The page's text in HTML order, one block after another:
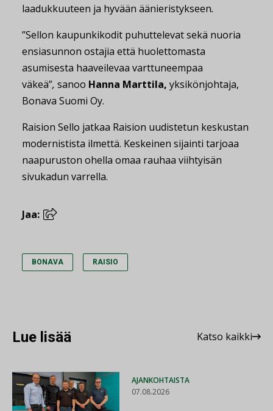
laadukkuuteen ja hyvään äänieristykseen.
”Sellon kaupunkikodit puhuttelevat sekä nuoria
ensiasunnon ostajia että huolettomasta
asumisesta haaveilevaa varttuneempaa
väkeä”, sanoo Hanna Marttila, yksikönjohtaja,
Bonava Suomi Oy.
Raision Sello jatkaa Raision uudistetun keskustan
modernistista ilmettä. Keskeinen sijainti tarjoaa
naapuruston ohella omaa rauhaa viihtyisän
sivukadun varrella.
Jaa:
BONAVA RAISIO
Lue lisää Katso kaikki
AJANKOHTAISTA
07.08.2026